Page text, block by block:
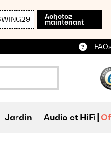
Achetez
maintenant
Jardin Audio et HiFi